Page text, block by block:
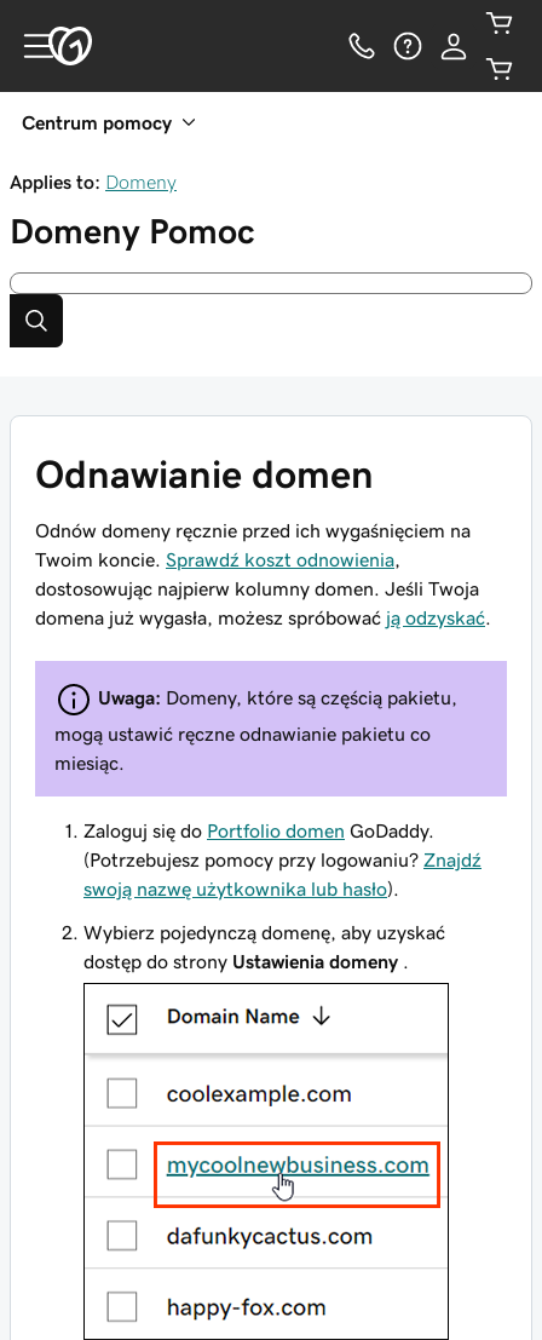
Centrum pomocy
Applies to: Domeny
Domeny Pomoc
Odnawianie domen
Odnów domeny ręcznie przed ich wygaśnięciem na
Twoim koncie. Sprawdź koszt odnowienia
dostosowując najpierw kolumny domen. Jeśli Twoja
domena już wygasła, możesz spróbować ją odzyskać
Uwaga: Domeny, które są częścią pakietu,
mogą ustawić ręczne odnawianie pakietu co
miesiąc.
Zaloguj się do Portfolio domen GoDaddy.
(Potrzebujesz pomocy przy logowaniu? Znajdź
swoją nazwę użytkownika lub hasło).
Wybierz pojedynczą domenę, aby uzyskać
dostęp do strony Ustawienia domeny